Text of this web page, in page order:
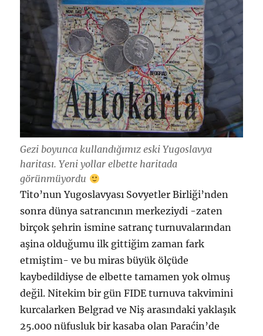
Gezi boyunca kullandığımız eski Yugoslavya
haritası. Yeni yollar elbette haritada
görünmüyordu
Tito’nun Yugoslavyası Sovyetler Birliği’nden
sonra dünya satrancının merkeziydi -zaten
birçok şehrin ismine satranç turnuvalarından
aşina olduğumu ilk gittiğim zaman fark
etmiştim- ve bu miras büyük ölçüde
kaybedildiyse de elbette tamamen yok olmuş
değil. Nitekim bir gün FIDE turnuva takvimini
kurcalarken Belgrad ve Niş arasındaki yaklaşık
25.000 nüfusluk bir kasaba olan Paraćin’de